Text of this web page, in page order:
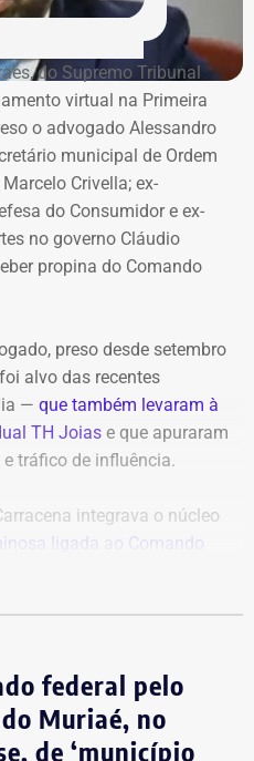
terceiro caso
outra investigação. Em
à Mulher (Deam) da
após receber do
uma notícia de fato que
contra uma adolescente de
deste ano.
e tramita sob sigilo.
foi adiada para a
do Supremo Tribunal
virtual na Primeira
o advogado Alessandro
municipal de Ordem
Crivella; ex-
do Consumidor e ex-
no governo Cláudio
propina do Comando
preso desde setembro
alvo das recentes
— que também levaram à
TH Joias e que apuraram
tráfico de influência.
integrava o núcleo
ligada ao Comando
privilegiadas sobre
comandadas pela facção.
apontado como um dos
direto com o advogado.
federal pelo
Muriaé, no
de ‘município